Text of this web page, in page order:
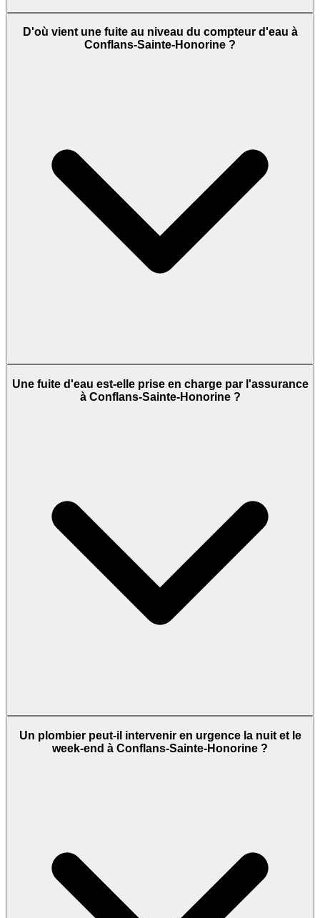
D'où vient une fuite au niveau du compteur d'eau à
Conflans-Sainte-Honorine ?
Une fuite d'eau est-elle prise en charge par l'assurance
à Conflans-Sainte-Honorine ?
Un plombier peut-il intervenir en urgence la nuit et le
week-end à Conflans-Sainte-Honorine ?